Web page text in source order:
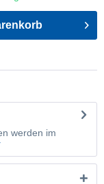
werden im